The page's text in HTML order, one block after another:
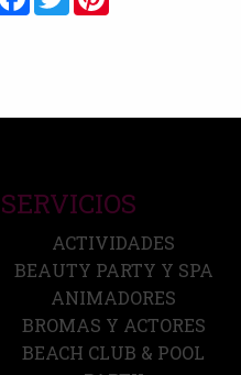
ACTIVIDADES
BEAUTY PARTY Y SPA
ANIMADORES
BROMAS Y ACTORES
BEACH CLUB & POOL